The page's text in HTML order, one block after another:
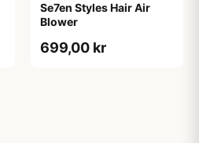
Se7en Styles Hair Air
Blower
699,00 kr